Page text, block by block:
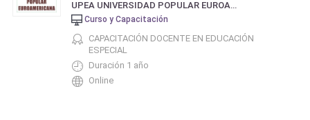
UPEA UNIVERSIDAD POPULAR EUROAMERICANA
Curso y Capacitación
CAPACITACIÓN DOCENTE EN EDUCACIÓN
ESPECIAL
Duración 1 año
Online